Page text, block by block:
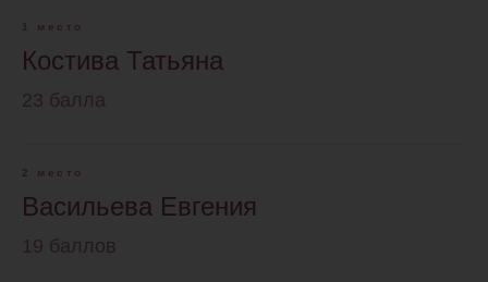
1 место
Костива Татьяна
23 балла
2 место
Васильева Евгения
19 баллов